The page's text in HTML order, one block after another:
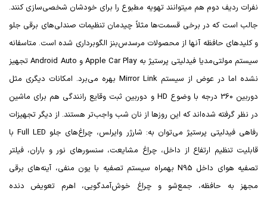
نفرات ردیف دوم هم میتوانند تهویه مطبوع را برای خودشان شخصی‌سازی کنند.
جالب است که در برخی قسمت‌ها مثلاً چیدمان تنظیمات صندلی‌های برقی جلو
و کلیدهای حافظه آنها از محصولات مرسدس‌بنز الگوبرداری شده است. متاسفانه
سیستم مولتی‌مدیا فیدلیتی پرستیژ بهApple Car Playو Android Autoتجهیز
نشده اما در عوض از سیستم Mirror Link بهره می‌برد. امکانات دیگری مثل
دوربین 360 درجه با وضوع
HD و دوربین ثبت وقایع رانندگی هم برای ماشین
در نظر گرفته شده‌اند که این روزها از نان شب واجب‌تر هستند. از دیگر تجهیزات
رفاهی فیدلیتی پرستیژ می‌توان به: شارژر وایرلس، چراغ‌های جلو Full LEDبا
قابلیت تنظیم ارتفاع از داخل، چراغ مشایعت، سنسورهای نور و باران، فیلتر
تصفیه هوای داخل N95 بهمراه سیستم تصفیه با یون منفی، آینه‌های برقی
مجهز به حافظه، جمع‌شو و چراغ خوش‌آمدگویی، اهرم تعویض دنده